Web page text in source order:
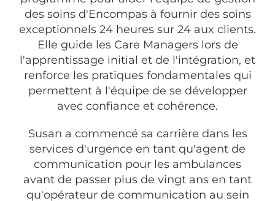
des soins d'Encompas à fournir des soins
exceptionnels 24 heures sur 24 aux clients.
Elle guide les Care Managers lors de
l'apprentissage initial et de l'intégration, et
renforce les pratiques fondamentales qui
permettent à l'équipe de se développer
avec confiance et cohérence.
Susan a commencé sa carrière dans les
services d'urgence en tant qu'agent de
communication pour les ambulances
avant de passer plus de vingt ans en tant
qu'opérateur de communication au sein